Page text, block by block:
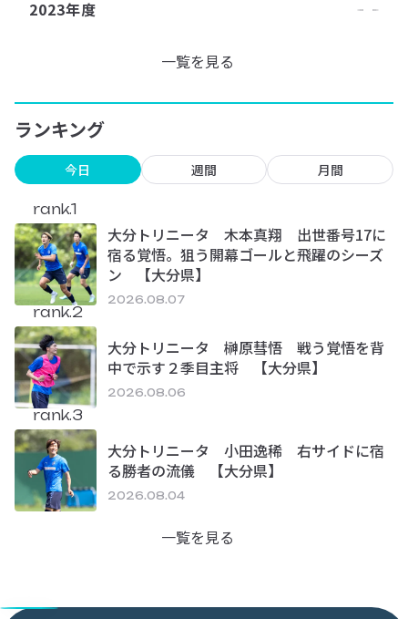
2023年度
一覧を見る
ランキング
今日 週間 月間
rank.1
大分トリニータ 木本真翔 出世番号17に
宿る覚悟。狙う開幕ゴールと飛躍のシーズ
ン 【大分県】
2026.08.07
rank.2
大分トリニータ 榊原彗悟 戦う覚悟を背
中で示す２季目主将 【大分県】
2026.08.06
rank.3
大分トリニータ 小田逸稀 右サイドに宿
る勝者の流儀 【大分県】
2026.08.04
一覧を見る